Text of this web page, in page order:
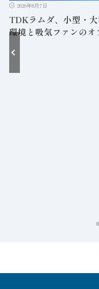
2026年8月7日
TDKラムダ、小型・
環境と吸気ファンの